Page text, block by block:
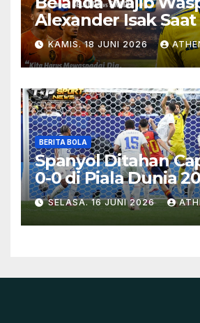
Alexander Isak
Swedia
KAMIS. 18 JUNI 2026
BERITA BOLA
Spanyol Ditahan
0-0 di Piala Dunia
Fuente Soroti
Ketajaman
SELASA. 16 JUNI 2026